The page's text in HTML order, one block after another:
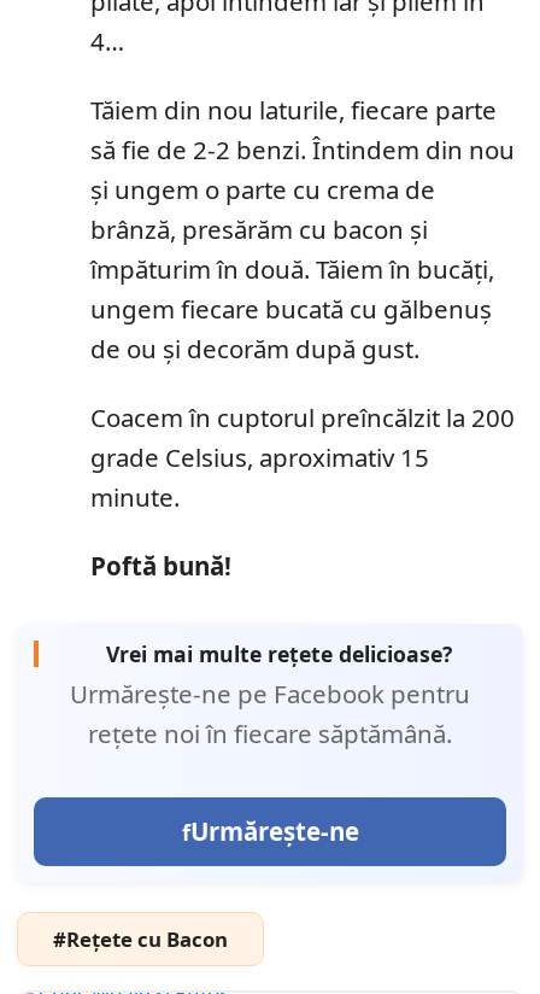
4…
Tăiem din nou laturile, fiecare parte
să fie de 2-2 benzi. Întindem din nou
și ungem o parte cu crema de
brânză, presărăm cu bacon și
împăturim în două. Tăiem în bucăți,
ungem fiecare bucată cu gălbenuș
de ou și decorăm după gust.
Coacem în cuptorul preîncălzit la 200
grade Celsius, aproximativ 15
minute.
Poftă bună!
Vrei mai multe rețete delicioase?
Urmărește-ne pe Facebook pentru
rețete noi în fiecare săptămână.
Urmărește-ne
#Rețete cu Bacon